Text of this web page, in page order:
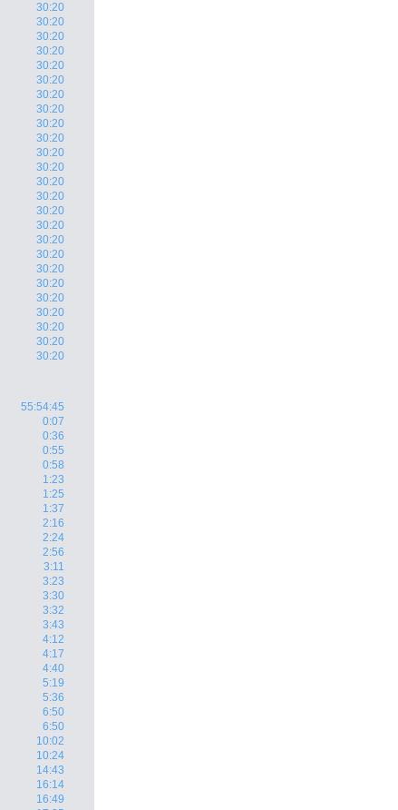
30:20
30:20
30:20
30:20
30:20
30:20
30:20
30:20
30:20
30:20
30:20
30:20
30:20
30:20
30:20
30:20
30:20
30:20
30:20
30:20
30:20
30:20
30:20
30:20
30:20
55:54:45
0:07
0:36
0:55
0:58
1:23
1:25
1:37
2:16
2:24
2:56
3:11
3:23
3:30
3:32
3:43
4:12
4:17
4:40
5:19
5:36
6:50
6:50
10:02
10:24
14:43
16:14
16:49